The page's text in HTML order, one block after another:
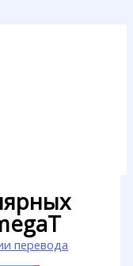
перевода